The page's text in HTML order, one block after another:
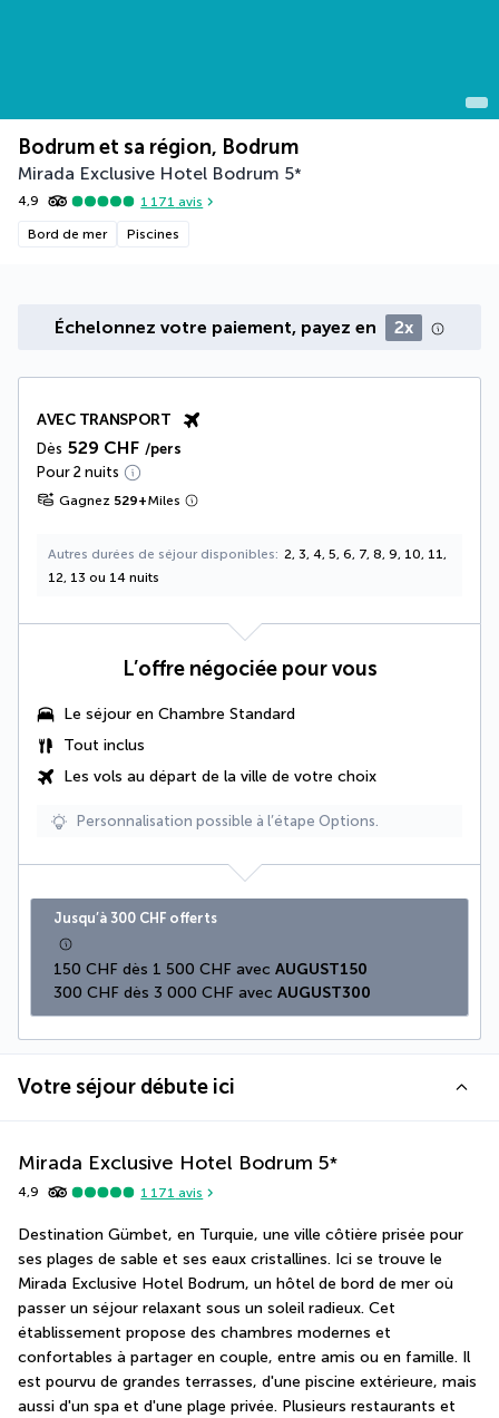
Bodrum et sa région, Bodrum
Mirada Exclusive Hotel Bodrum 5*
4,9 1 171 avis
Bord de mer Piscines
Échelonnez votre paiement, payez en 2x
AVEC TRANSPORT
Dès 529 CHF /pers
Pour 2 nuits
Gagnez 529+Miles
Autres durées de séjour disponibles
2, 3, 4, 5, 6, 7, 8, 9, 10, 11,
12, 13 ou 14 nuits
L’offre négociée pour vous
Le séjour en Chambre Standard
Tout inclus
Les vols au départ de la ville de votre choix
Personnalisation possible à l’étape Options.
Jusqu’à 300 CHF offerts
150 CHF dès 1 500 CHF avec AUGUST150
300 CHF dès 3 000 CHF avec AUGUST300
Votre séjour débute ici
Mirada Exclusive Hotel Bodrum 5*
4,9 1 171 avis
Destination Gümbet, en Turquie, une ville côtière prisée pour
ses plages de sable et ses eaux cristallines. Ici se trouve le
Mirada Exclusive Hotel Bodrum, un hôtel de bord de mer où
passer un séjour relaxant sous un soleil radieux. Cet
établissement propose des chambres modernes et
confortables à partager en couple, entre amis ou en famille. Il
est pourvu de grandes terrasses, d'une piscine extérieure, mais
aussi d'un spa et d'une plage privée. Plusieurs restaurants et